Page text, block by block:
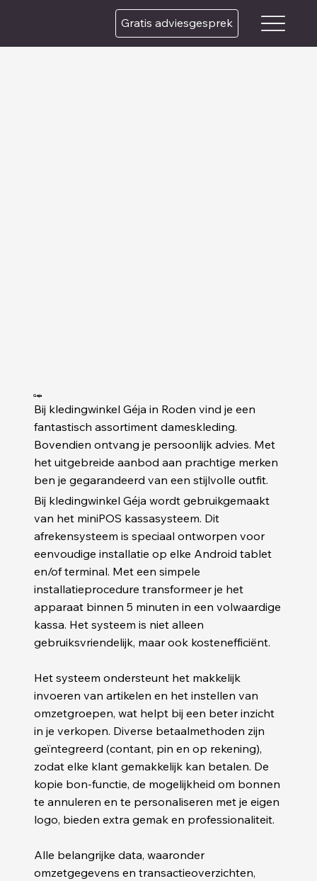
Gratis adviesgesprek
Geja
Bij kledingwinkel Géja in Roden vind je een
fantastisch assortiment dameskleding.
Bovendien ontvang je persoonlijk advies. Met
het uitgebreide aanbod aan prachtige merken
ben je gegarandeerd van een stijlvolle outfit.
Bij kledingwinkel Géja wordt gebruikgemaakt
van het miniPOS kassasysteem. Dit
afrekensysteem is speciaal ontworpen voor
eenvoudige installatie op elke Android tablet
en/of terminal. Met een simpele
installatieprocedure transformeer je het
apparaat binnen 5 minuten in een volwaardige
kassa. Het systeem is niet alleen
gebruiksvriendelijk, maar ook kostenefficiënt.
Het systeem ondersteunt het makkelijk
invoeren van artikelen en het instellen van
omzetgroepen, wat helpt bij een beter inzicht
in je verkopen. Diverse betaalmethoden zijn
geïntegreerd (contant, pin en op rekening),
zodat elke klant gemakkelijk kan betalen. De
kopie bon-functie, de mogelijkheid om bonnen
te annuleren en te personaliseren met je eigen
logo, bieden extra gemak en professionaliteit.
Alle belangrijke data, waaronder
omzetgegevens en transactieoverzichten,